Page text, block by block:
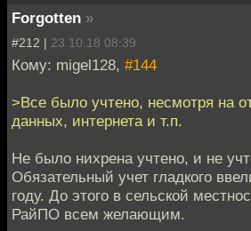
Forgotten »
#212 | 23.10.18 08:39
Кому: migel128, #144
>Все было учтено, несмотря на
данных, интернета и т.п.
Не было нихрена учтено, и не
Обязательный учет гладкого
году. До этого в сельской
РайПО всем желающим.